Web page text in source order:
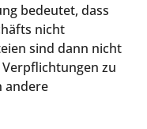
bedeutet, dass
nicht
sind dann nicht
zu
andere